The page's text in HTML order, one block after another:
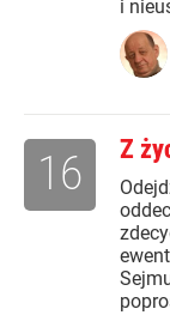
i
Z
16